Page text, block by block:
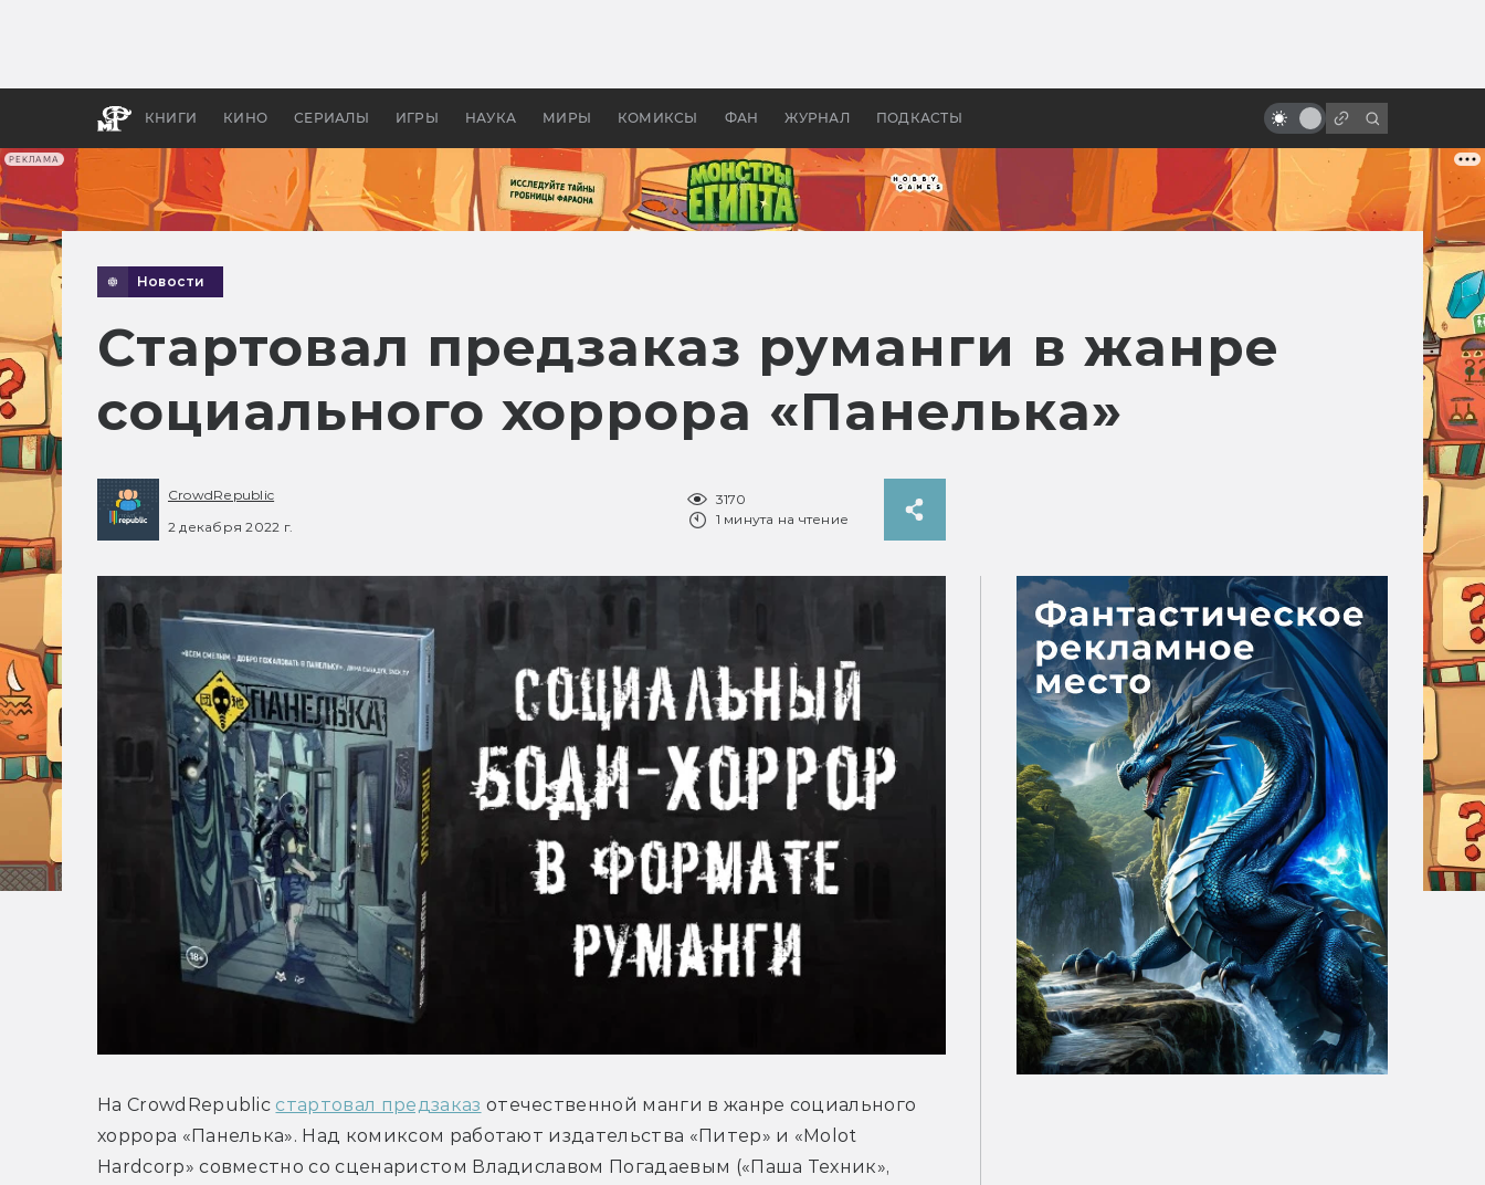
РЕКЛАМА
КНИГИ КИНО СЕРИАЛЫ ИГРЫ НАУКА МИРЫ КОМИКСЫ ФАН ЖУРНАЛ ПОДКАСТЫ
апокалипсис, в России —
бы «Властелина колец»
«Оскаров»
Новости
Стартовал предзаказ руманги в жанре
социального хоррора «Панелька»
CrowdRepublic
2 декабря 2022 г.
3170
1 минута на чтение
На CrowdRepublic стартовал предзаказ отечественной манги в жанре социального
хоррора «Панелька». Над комиксом работают издательства «Питер» и «Molot
Hardcorp» совместно со сценаристом Владиславом Погадаевым («Паша Техник»,